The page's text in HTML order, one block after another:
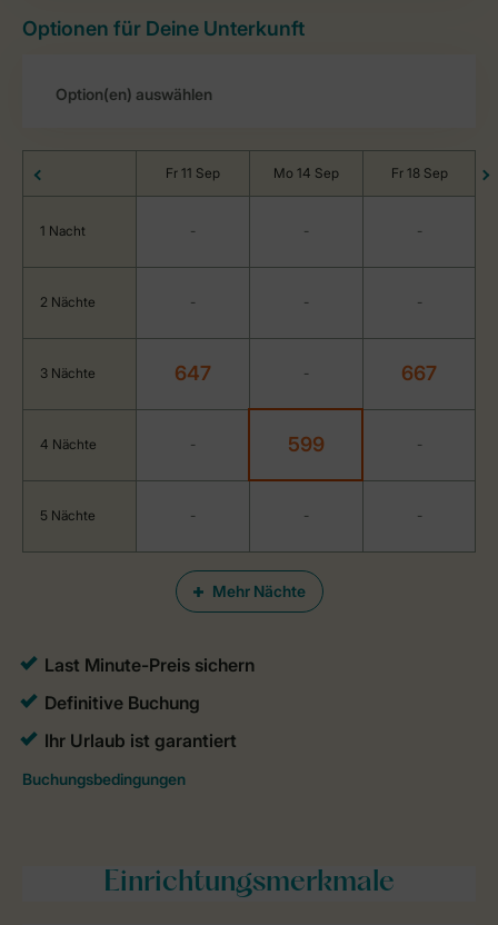
Optionen für Deine Unterkunft
Mehr Nächte
Fr 11 Sep Mo 14 Sep Fr 18 Sep
1 Nacht - - -
2 Nächte - - -
3 Nächte 647 - 667
4 Nächte - 599 -
5 Nächte - - -
Einrichtungsmerkmale